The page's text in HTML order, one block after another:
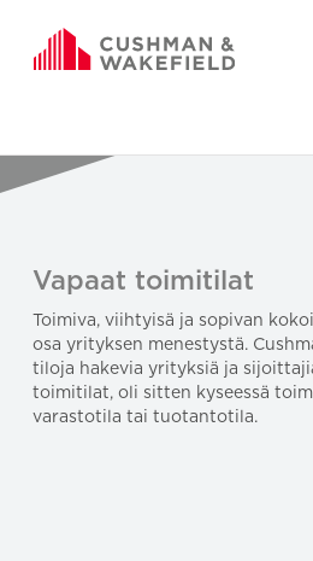
Vapaat toimitilat
Toimiva, viihtyisä ja sopivan
osa yrityksen menestystä.
tiloja hakevia yrityksiä ja
toimitilat, oli sitten kyseessä
varastotila tai tuotantotila.